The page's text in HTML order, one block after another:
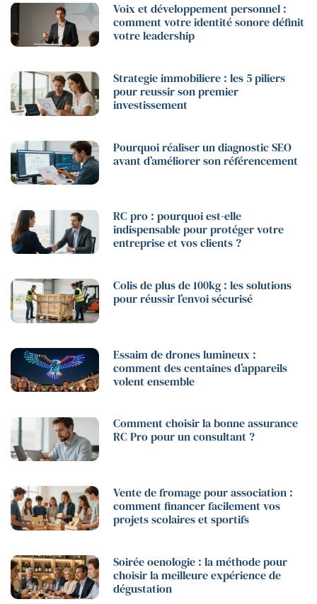
Voix et développement personnel :
comment votre identité sonore définit
votre leadership
Strategie immobiliere : les 5 piliers
pour reussir son premier
investissement
Pourquoi réaliser un diagnostic SEO
avant d’améliorer son référencement
RC pro : pourquoi est-elle
indispensable pour protéger votre
entreprise et vos clients ?
Colis de plus de 100kg : les solutions
pour réussir l’envoi sécurisé
Essaim de drones lumineux :
comment des centaines d’appareils
volent ensemble
Comment choisir la bonne assurance
RC Pro pour un consultant ?
Vente de fromage pour association :
comment financer facilement vos
projets scolaires et sportifs
Soirée oenologie : la méthode pour
choisir la meilleure expérience de
dégustation